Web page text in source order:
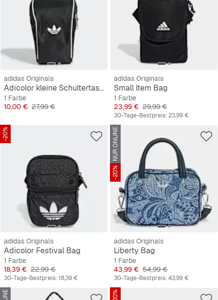
adidas Originals
Adicolor kleine Schultertasche
1 Farbe
Preis
10,00 € Originalpreis
27,99 €
adidas Originals
Small Item Bag
1 Farbe
Preis
23,99 € Originalpreis
29,99 €
30-Tage-Bestpreis:23,99 €
-20%
adidas Originals
Adicolor Festival Bag
1 Farbe
Preis
18,39 € Originalpreis
22,99 €
30-Tage-Bestpreis:18,39 €
NUR ONLINE
-20%
adidas Originals
Liberty Bag
1 Farbe
Preis
43,99 € Originalpreis
54,99 €
30-Tage-Bestpreis:43,99 €
-20%